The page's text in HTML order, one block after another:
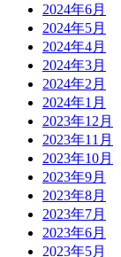
2024年6月
2024年5月
2024年4月
2024年3月
2024年2月
2024年1月
2023年12月
2023年11月
2023年10月
2023年9月
2023年8月
2023年7月
2023年6月
2023年5月